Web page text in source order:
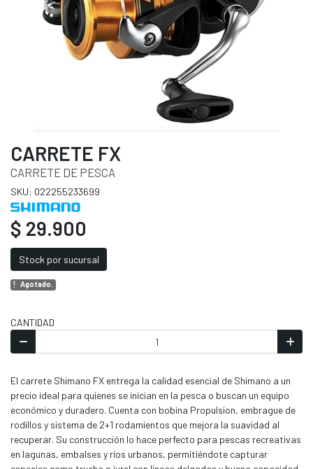
CARRETE FX
CARRETE DE PESCA
SKU: 022255233699
$ 29.900
Stock por sucursal
Agotado.
CANTIDAD
El carrete Shimano FX entrega la calidad esencial de Shimano a un
precio ideal para quienes se inician en la pesca o buscan un equipo
económico y duradero. Cuenta con bobina Propulsion, embrague de
rodillos y sistema de 2+1 rodamientos que mejora la suavidad al
recuperar. Su construcción lo hace perfecto para pescas recreativas
en lagunas, embalses y ríos urbanos, permitiéndote capturar